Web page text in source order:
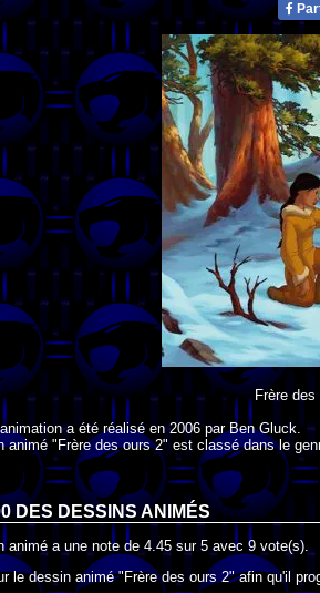
Frère des
a été réalisé en2006parBen Gluck.
animé "Frère des ours 2" est classé dans le
DES DESSINS ANIMÉS
animé a une note de 4.45 sur 5 avec 9 vote(s).
le dessin animé "Frère des ours 2" afin qu'il